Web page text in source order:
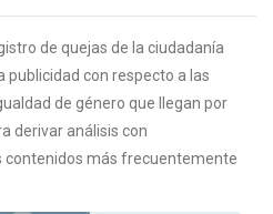
de quejas de la ciudadanía
publicidad con respecto a las
de género que llegan por
derivar análisis con
contenidos más frecuentemente